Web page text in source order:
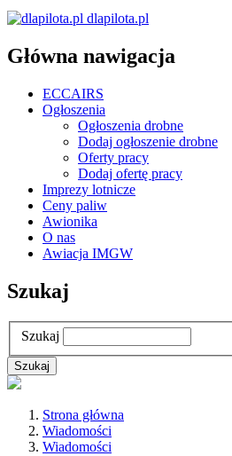
dlapilota.pl
Główna nawigacja
ECCAIRS
Ogłoszenia
Ogłoszenia drobne
Dodaj ogłoszenie drobne
Oferty pracy
Dodaj ofertę pracy
Imprezy lotnicze
Ceny paliw
Awionika
O nas
Awiacja IMGW
Szukaj
Szukaj
Strona główna
Wiadomości
Wiadomości